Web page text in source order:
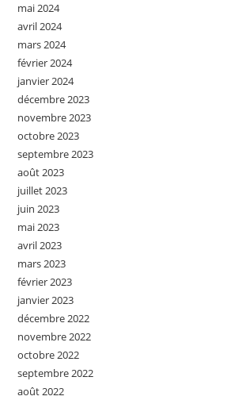
mai 2024
avril 2024
mars 2024
février 2024
janvier 2024
décembre 2023
novembre 2023
octobre 2023
septembre 2023
août 2023
juillet 2023
juin 2023
mai 2023
avril 2023
mars 2023
février 2023
janvier 2023
décembre 2022
novembre 2022
octobre 2022
septembre 2022
août 2022